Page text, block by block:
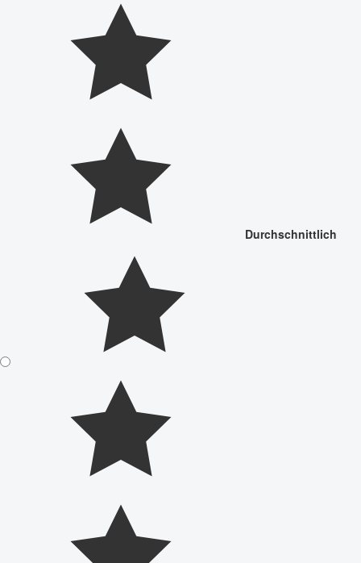
Durchschnittlich